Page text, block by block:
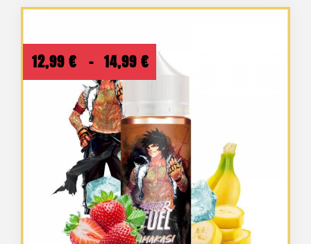
12,99 € – 14,99 € Plage
de
prix :
12,99 €
à
14,99 €